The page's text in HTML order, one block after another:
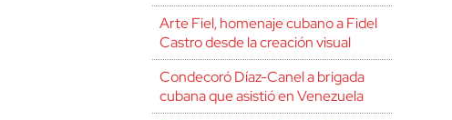
Arte Fiel, homenaje cubano a Fidel
Castro desde la creación visual
Condecoró Díaz-Canel a brigada
cubana que asistió en Venezuela